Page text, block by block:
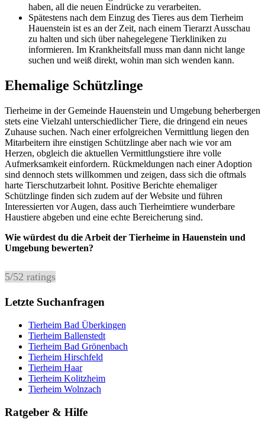
haben, all die neuen Eindrücke zu verarbeiten.
Spätestens nach dem Einzug des Tieres aus dem Tierheim
Hauenstein ist es an der Zeit, nach einem Tierarzt Ausschau
zu halten und sich über nahegelegene Tierkliniken zu
informieren. Im Krankheitsfall muss man dann nicht lange
suchen und weiß direkt, wohin man sich wenden kann.
Ehemalige Schützlinge
Tierheime in der Gemeinde Hauenstein und Umgebung beherbergen
stets eine Vielzahl unterschiedlicher Tiere, die dringend ein neues
Zuhause suchen. Nach einer erfolgreichen Vermittlung liegen den
Mitarbeitern ihre einstigen Schützlinge aber nach wie vor am
Herzen, obgleich die aktuellen Vermittlungstiere ihre volle
Aufmerksamkeit einfordern. Rückmeldungen nach einer Adoption
sind dennoch stets willkommen und zeigen, dass sich die oftmals
harte Tierschutzarbeit lohnt. Positive Berichte ehemaliger
Schützlinge finden sich zudem auf der Website und führen
Interessierten vor Augen, dass auch Tierheimtiere wunderbare
Haustiere abgeben und eine echte Bereicherung sind.
Wie würdest du die Arbeit der Tierheime in Hauenstein und
Umgebung bewerten?
5/52 ratings
Letzte Suchanfragen
Tierheim Bad Überkingen
Tierheim Ballenstedt
Tierheim Bad Grönenbach
Tierheim Hirschfeld
Tierheim Haar
Tierheim Kolitzheim
Tierheim Wolnzach
Ratgeber & Hilfe